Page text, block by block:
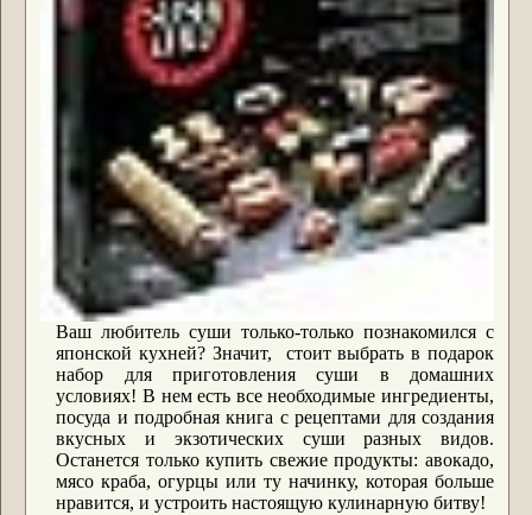
Ваш любитель суши только-только познакомился с
японской кухней? Значит, стоит выбрать в подарок
набор для приготовления суши в домашних
условиях! В нем есть все необходимые ингредиенты,
посуда и подробная книга с рецептами для создания
вкусных и экзотических суши разных видов.
Останется только купить свежие продукты: авокадо,
мясо краба, огурцы или ту начинку, которая больше
нравится, и устроить настоящую кулинарную битву!